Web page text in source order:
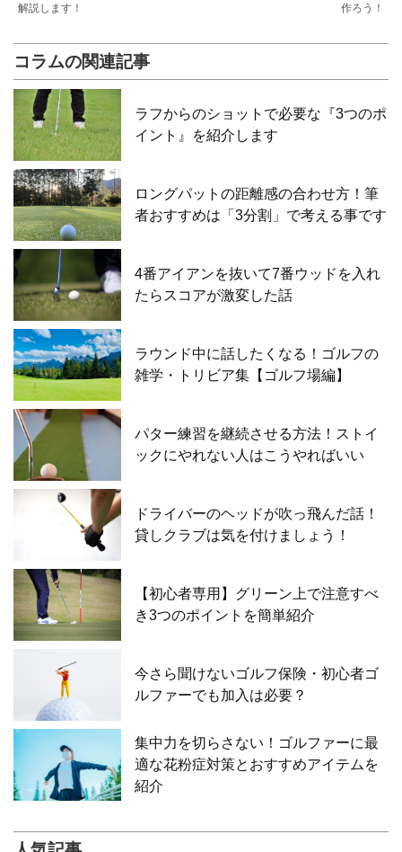
解説します！
作ろう！
コラムの関連記事
ラフからのショットで必要な『3つのポ
イント』を紹介します
ロングパットの距離感の合わせ方！筆
者おすすめは「3分割」で考える事です
4番アイアンを抜いて7番ウッドを入れ
たらスコアが激変した話
ラウンド中に話したくなる！ゴルフの
雑学・トリビア集【ゴルフ場編】
パター練習を継続させる方法！ストイ
ックにやれない人はこうやればいい
ドライバーのヘッドが吹っ飛んだ話！
貸しクラブは気を付けましょう！
【初心者専用】グリーン上で注意すべ
き3つのポイントを簡単紹介
今さら聞けないゴルフ保険・初心者ゴ
ルファーでも加入は必要？
集中力を切らさない！ゴルファーに最
適な花粉症対策とおすすめアイテムを
紹介